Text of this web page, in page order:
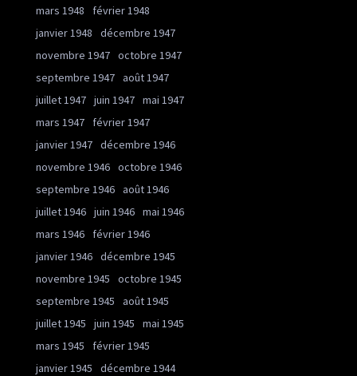
mars 1948
février 1948
janvier 1948
décembre 1947
novembre 1947 octobre 1947
septembre 1947 août 1947
juillet 1947 juin 1947 mai 1947
mars 1947
février 1947
janvier 1947 décembre 1946
novembre 1946 octobre 1946
septembre 1946 août 1946
juillet 1946 juin 1946 mai 1946
mars 1946
février 1946
janvier 1946 décembre 1945
novembre 1945
octobre 1945
septembre 1945
août 1945
juillet 1945
juin 1945
mai 1945
mars 1945
février 1945
janvier 1945
décembre 1944